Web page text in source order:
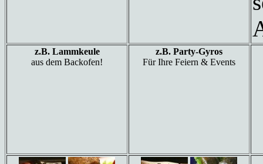
z.B. Lammkeule
aus dem Backofen!
z.B. Party-Gyros
Für Ihre Feiern & Events